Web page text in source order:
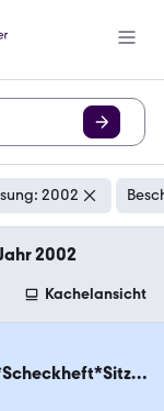
2002
2002
Kachelansicht